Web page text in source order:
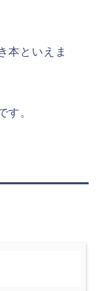
本といえま
す。